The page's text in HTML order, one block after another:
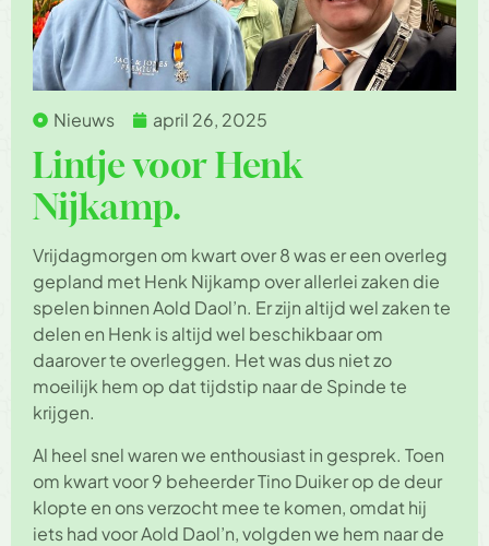
Nieuws april 26, 2025
Lintje voor Henk
Nijkamp.
Vrijdagmorgen om kwart over 8 was er een overleg
gepland met Henk Nijkamp over allerlei zaken die
spelen binnen Aold Daol’n. Er zijn altijd wel zaken te
delen en Henk is altijd wel beschikbaar om
daarover te overleggen. Het was dus niet zo
moeilijk hem op dat tijdstip naar de Spinde te
krijgen.
Al heel snel waren we enthousiast in gesprek. Toen
om kwart voor 9 beheerder Tino Duiker op de deur
klopte en ons verzocht mee te komen, omdat hij
iets had voor Aold Daol’n, volgden we hem naar de